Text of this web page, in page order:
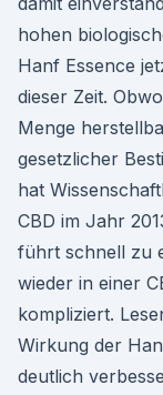
hohen
Hanf Essence
dieser Zeit.
Menge
gesetzlicher
hat
CBD im Jahr
führt schnell zu
wieder in einer
kompliziert.
Wirkung der
deutlich